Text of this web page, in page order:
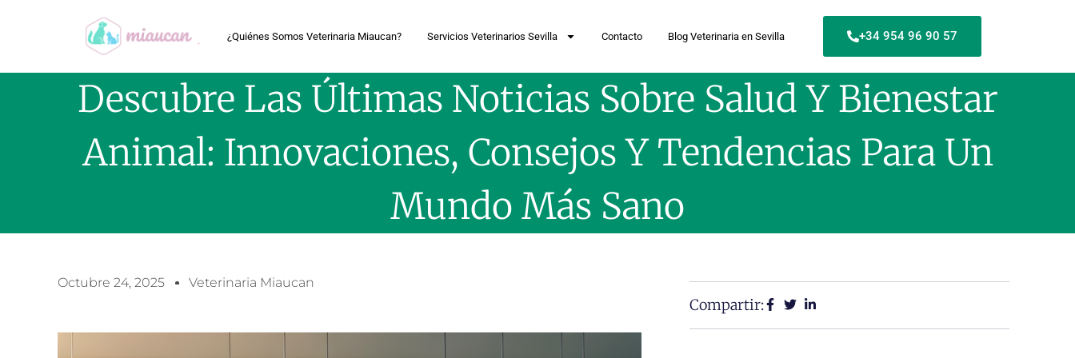
¿Quiénes Somos Veterinaria Miaucan? Servicios Veterinarios Sevilla Contacto Blog Veterinaria en Sevilla +34 954 96 90 57
Descubre Las Últimas Noticias Sobre Salud Y Bienestar
Animal: Innovaciones, Consejos Y Tendencias Para Un
Mundo Más Sano
Octubre 24, 2025 Veterinaria Miaucan
Compartir: